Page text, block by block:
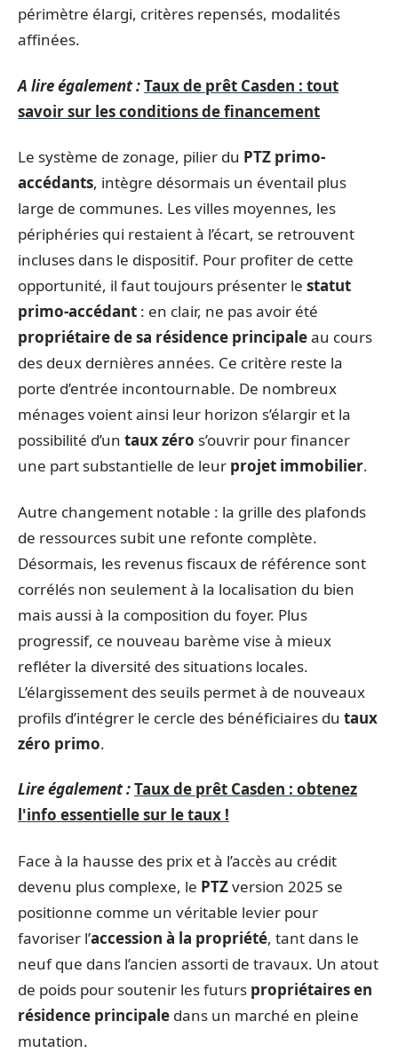
périmètre élargi, critères repensés, modalités
affinées.
A lire également :Taux de prêt Casden : tout
savoir sur les conditions de financement
Le système de zonage, pilier du PTZ primo-
accédants, intègre désormais un éventail plus
large de communes. Les villes moyennes, les
périphéries qui restaient à l’écart, se retrouvent
incluses dans le dispositif. Pour profiter de cette
opportunité, il faut toujours présenter le statut
primo-accédant : en clair, ne pas avoir été
propriétaire de sa résidence principaleau cours
des deux dernières années. Ce critère reste la
porte d’entrée incontournable. De nombreux
ménages voient ainsi leur horizon s’élargir et la
possibilité d’un taux zéro s’ouvrir pour financer
une part substantielle de leur projet immobilier.
Autre changement notable : la grille des plafonds
de ressources subit une refonte complète.
Désormais, les revenus fiscaux de référence sont
corrélés non seulement à la localisation du bien
mais aussi à la composition du foyer. Plus
progressif, ce nouveau barème vise à mieux
refléter la diversité des situations locales.
L’élargissement des seuils permet à de nouveaux
profils d’intégrer le cercle des bénéficiaires du taux
zéro primo.
Lire également :Taux de prêt Casden : obtenez
l'info essentielle sur le taux !
Face à la hausse des prix et à l’accès au crédit
devenu plus complexe, le PTZversion 2025 se
positionne comme un véritable levier pour
favoriser l’accession à la propriété, tant dans le
neuf que dans l’ancien assorti de travaux. Un atout
de poids pour soutenir les futurs propriétaires en
résidence principale dans un marché en pleine
mutation.